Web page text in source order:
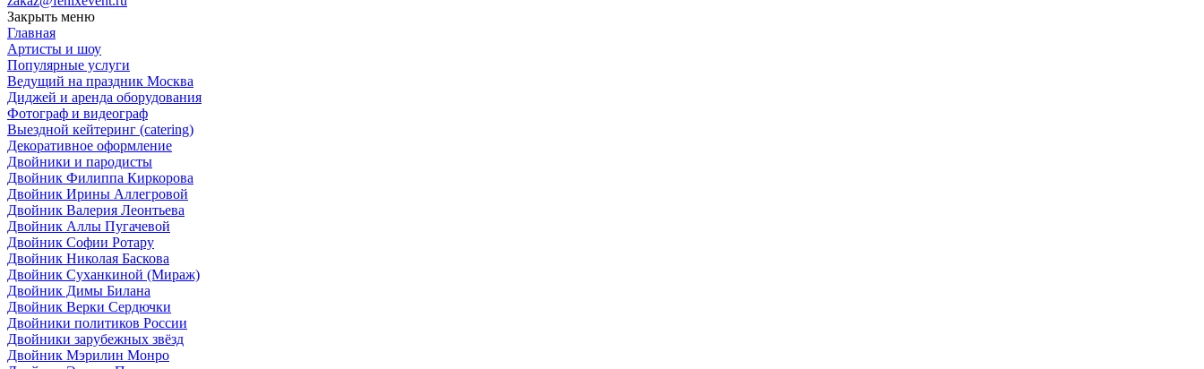
Закрыть меню
Главная
Артисты и шоу
Популярные услуги
Ведущий на праздник Москва
Диджей и аренда оборудования
Фотограф и видеограф
Выездной кейтеринг (catering)
Декоративное оформление
Двойники и пародисты
Двойник Филиппа Киркорова
Двойник Ирины Аллегровой
Двойник Валерия Леонтьева
Двойник Аллы Пугачевой
Двойник Софии Ротару
Двойник Николая Баскова
Двойник Суханкиной (Мираж)
Двойник Димы Билана
Двойник Верки Сердючки
Двойники политиков России
Двойники зарубежных звёзд
Двойник Мэрилин Монро